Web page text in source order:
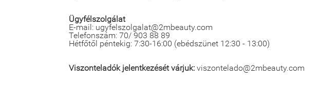
Ügyfélszolgálat
E-mail: ugyfelszolgalat@2mbeauty.com
Telefonszám: 70/ 903 88 89
Hétfőtől péntekig: 7:30-16:00 (ebédszünet 12:30 - 13:00)
Viszonteladók jelentkezését várjuk: viszontelado@2mbeauty.com